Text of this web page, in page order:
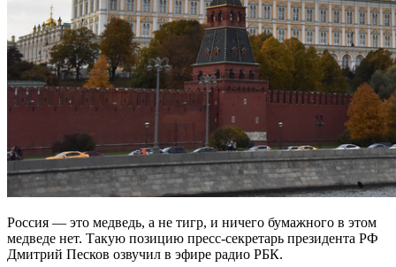
Россия — это медведь, а не тигр, и ничего бумажного в этом
медведе нет. Такую позицию пресс-секретарь президента РФ
Дмитрий Песков озвучил в эфире радио РБК.